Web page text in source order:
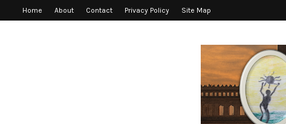
Home About Contact Privacy Policy Site Map